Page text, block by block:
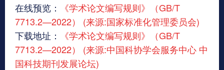
在线预览：
《学术论文编写规则》（GB/T
7713.2—2022） (来源:国家标准化管理委员会)
下载地址：
《学术论文编写规则》（GB/T
7713.2—2022） (来源:中国科协学会服务中心 中
国科技期刊发展论坛)